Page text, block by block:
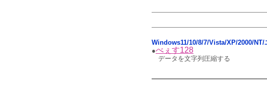
Windows11/10/8/7/Vista/XP/2000/NT/
●べぇす128
データを文字列圧縮する